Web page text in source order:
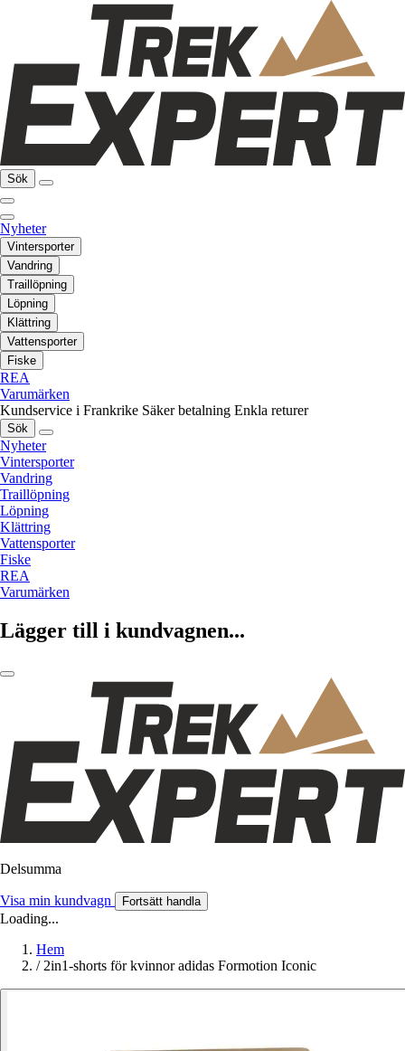
Sök
Nyheter
Vintersporter
Vandring
Traillöpning
Löpning
Klättring
Vattensporter
Fiske
REA
Varumärken
Kundservice i Frankrike Säker betalning Enkla returer
Sök
Nyheter
Vintersporter
Vandring
Traillöpning
Löpning
Klättring
Vattensporter
Fiske
REA
Varumärken
Lägger till i kundvagnen...
Delsumma
Visa min kundvagn Fortsätt handla
Loading...
Hem
/ 2in1-shorts för kvinnor adidas Formotion Iconic